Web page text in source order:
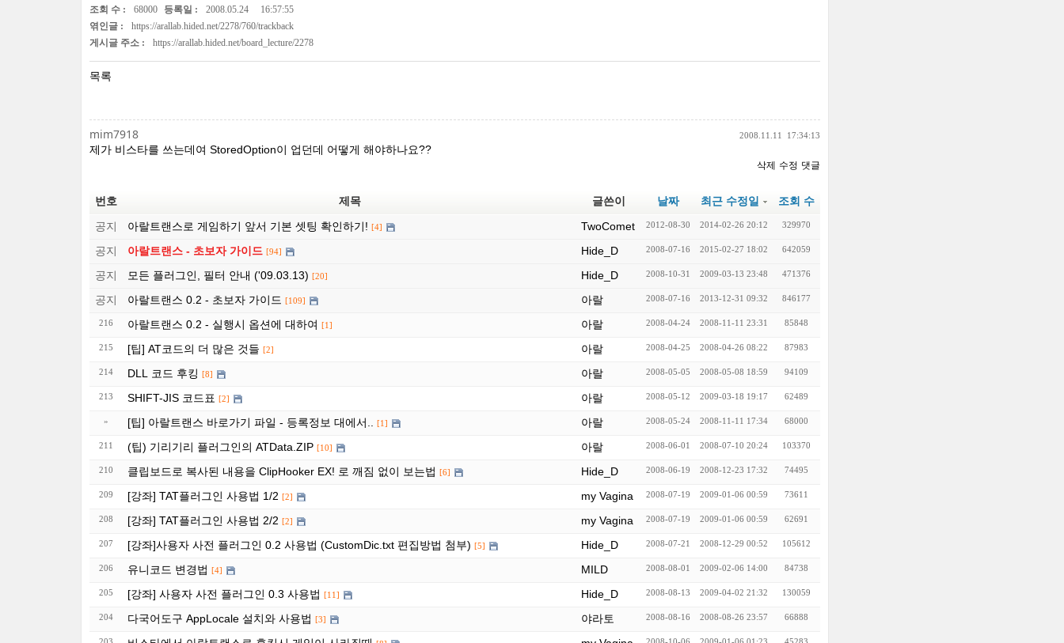
조회 수 :
68000 등록일 : 2008.05.24
16:57:55
엮인글 :
https://arallab.hided.net/2278/760/trackback
게시글 주소 :
https://arallab.hided.net/board_lecture/2278
목록
mim7918 2008.11.11 17:34:13
제가 비스타를 쓰는데여 StoredOption이 업던데 어떻게 해야하나요??
삭제 수정 댓글
번호 제목 글쓴이 날짜 최근 수정일
조회 수
공지
아랄트랜스로 게임하기 앞서 기본 셋팅 확인하기! [4] TwoComet 2012-08-30 2014-02-26 20:12 329970
공지 아랄트랜스 - 초보자 가이드 [94] Hide_D 2008-07-16 2015-02-27 18:02 642059
공지 모든 플러그인, 필터 안내 ('09.03.13) [20] Hide_D 2008-10-31 2009-03-13 23:48 471376
공지 아랄트랜스 0.2 - 초보자 가이드 [109] 아랄 2008-07-16 2013-12-31 09:32 846177
216 아랄트랜스 0.2 - 실행시 옵션에 대하여 [1] 아랄 2008-04-24 2008-11-11 23:31 85848
215 [팁] AT코드의 더 많은 것들 [2] 아랄 2008-04-25 2008-04-26 08:22 87983
214 DLL 코드 후킹 [8] 아랄 2008-05-05 2008-05-08 18:59 94109
213 SHIFT-JIS 코드표 [2] 아랄 2008-05-12 2009-03-18 19:17 62489
» [팁] 아랄트랜스 바로가기 파일 - 등록정보 대에서.. [1] 아랄 2008-05-24 2008-11-11 17:34 68000
211 (팁) 기리기리 플러그인의 ATData.ZIP [10] 아랄 2008-06-01 2008-07-10 20:24 103370
210 클립보드로 복사된 내용을 ClipHooker EX! 로 깨짐 없이 보는법 [6] Hide_D 2008-06-19 2008-12-23 17:32 74495
209 [강좌] TAT플러그인 사용법 1/2 [2] my Vagina 2008-07-19 2009-01-06 00:59 73611
208 [강좌] TAT플러그인 사용법 2/2 [2] my Vagina 2008-07-19 2009-01-06 00:59 62691
207 [강좌]사용자 사전 플러그인 0.2 사용법 (CustomDic.txt 편집방법 첨부) [5] Hide_D 2008-07-21 2008-12-29 00:52 105612
206 유니코드 변경법 [4] MILD 2008-08-01 2009-02-06 14:00 84738
205 [강좌] 사용자 사전 플러그인 0.3 사용법 [11] Hide_D 2008-08-13 2009-04-02 21:32 130059
204 다국어도구 AppLocale 설치와 사용법 [3] 야라토 2008-08-16 2008-08-26 23:57 66888